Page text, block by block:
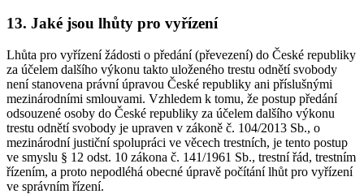
13. Jaké jsou lhůty pro vyřízení
Lhůta pro vyřízení žádosti o předání (převezení) do České republiky
za účelem dalšího výkonu takto uloženého trestu odnětí svobody
není stanovena právní úpravou České republiky ani příslušnými
mezinárodními smlouvami. Vzhledem k tomu, že postup předání
odsouzené osoby do České republiky za účelem dalšího výkonu
trestu odnětí svobody je upraven v zákoně č. 104/2013 Sb., o
mezinárodní justiční spolupráci ve věcech trestních, je tento postup
ve smyslu § 12 odst. 10 zákona č. 141/1961 Sb., trestní řád, trestním
řízením, a proto nepodléhá obecné úpravě počítání lhůt pro vyřízení
ve správním řízení.